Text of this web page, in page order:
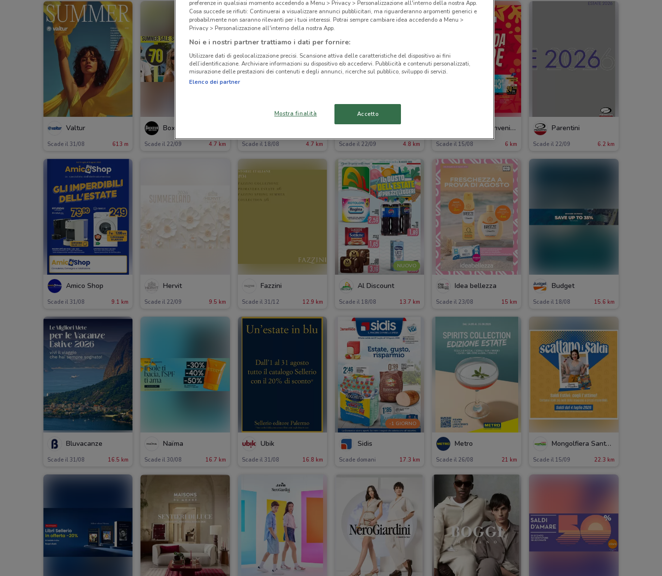
Valtur
Scade il 31/08 613 m
Boxeur des Rues
Scade il 22/09 4.7 km Scade il 18/08 4.7 km Scade il 22/09 4.8 km
Fiducia & Convenienza
Scade il 15/08 6 km
Parentini
Scade il 22/09 6.2 km
Amico Shop
Scade il 31/08 9.1 km
Hervit
Scade il 22/09 9.5 km
Fazzini
Scade il 31/12 12.9 km
NUOVO
Al Discount
Scade il 18/08 13.7 km
Idea bellezza
Scade il 23/08 15 km
Budget
Scade il 18/08 15.6 km
Bluvacanze
Scade il 31/08 16.5 km
Naïma
Scade il 30/08 16.7 km
Ubik
Scade il 31/08 16.8 km
-1 GIORNO
Sidis
Scade domani 17.3 km
Metro
Scade il 26/08 21 km
Mongolfiera Santa Caterina
Scade il 15/09 22.3 km
preferenze in qualsiasi momento accedendo a Menu > Privacy > Personalizzazione all'interno della nostra App.
Cosa succede se rifiuti: Continuerai a visualizzare annunci pubblicitari, ma riguarderanno argomenti generici e
probabilmente non saranno rilevanti per i tuoi interessi. Potrai sempre cambiare idea accedendo a Menu >
Privacy > Personalizzazione all'interno della nostra App.
Noi e i nostri partner trattiamo i dati per fornire:
Utilizzare dati di geolocalizzazione precisi. Scansione attiva delle caratteristiche del dispositivo ai fini
dell’identificazione. Archiviare informazioni su dispositivo e/o accedervi. Pubblicità e contenuti personalizzati,
misurazione delle prestazioni dei contenuti e degli annunci, ricerche sul pubblico, sviluppo di servizi.
Elenco dei partner
Mostra finalità Accetto